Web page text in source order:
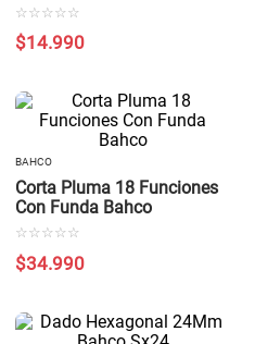
☆ ☆ ☆ ☆ ☆
$14.990
BAHCO
Corta Pluma 18 Funciones
Con Funda Bahco
☆ ☆ ☆ ☆ ☆
$34.990